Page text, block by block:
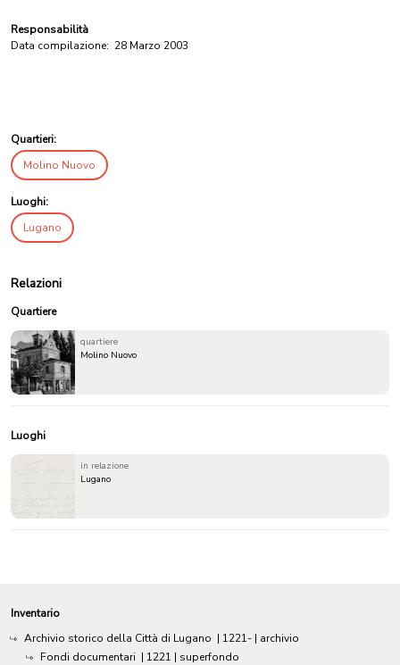
Responsabilità
Data compilazione: 28 Marzo 2003
Quartieri:
Molino Nuovo
Luoghi:
Lugano
Relazioni
Quartiere
quartiere
Molino Nuovo
Luoghi
in relazione
Lugano
Inventario
Archivio storico della Città di Lugano | 1221- | archivio
Fondi documentari | 1221 | superfondo